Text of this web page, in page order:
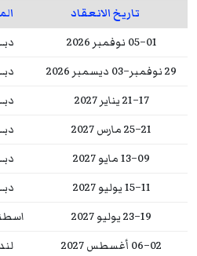
تاريخ الانعقاد
01–05 نوفمبر 2026
29 نوفمبر–03 ديسمبر 2026
17–21 يناير 2027
21–25 مارس 2027
09–13 مايو 2027
11–15 يوليو 2027
19–23 يوليو 2027
02–06 أغسطس 2027